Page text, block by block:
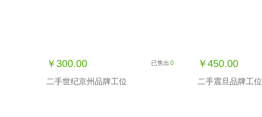
￥300.00 已售出 0
二手世纪京州品牌工位
￥450.00
二手震旦品牌工位